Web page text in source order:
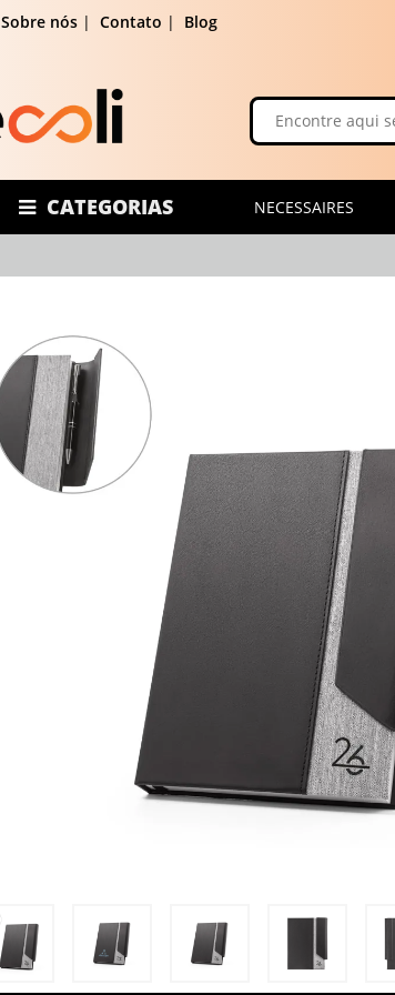
Sobre nós| Contato | Blog
CATEGORIAS NECESSAIRES